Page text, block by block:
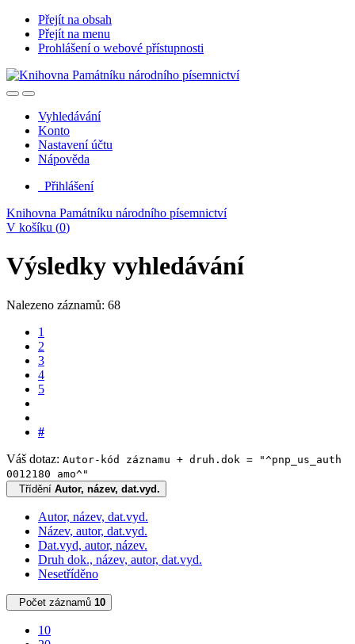
Přejít na obsah
Přejít na menu
Prohlášení o webové přístupnosti
Vyhledávání
Konto
Nastavení účtu
Nápověda
Přihlášení
Knihovna Památníku národního písemnictví
V košíku (0)
Výsledky vyhledávání
Nalezeno záznamů: 68
1
2
3
4
5
#
Váš dotaz: Autor-kód záznamu + druh.dok = "^pnp_us_auth
0012180 amo^"
Třídění Autor, název, dat.vyd.
Autor, název, dat.vyd.
Název, autor, dat.vyd.
Dat.vyd, autor, název.
Druh dok., název, autor, dat.vyd.
Nesetříděno
Počet záznamů 10
10